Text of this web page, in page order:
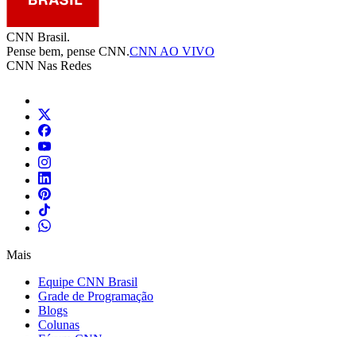
CNN Brasil.
Pense bem, pense CNN.CNN AO VIVO
CNN Nas Redes
Mais
Equipe CNN Brasil
Grade de Programação
Blogs
Colunas